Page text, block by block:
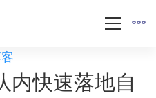
内快速落地自